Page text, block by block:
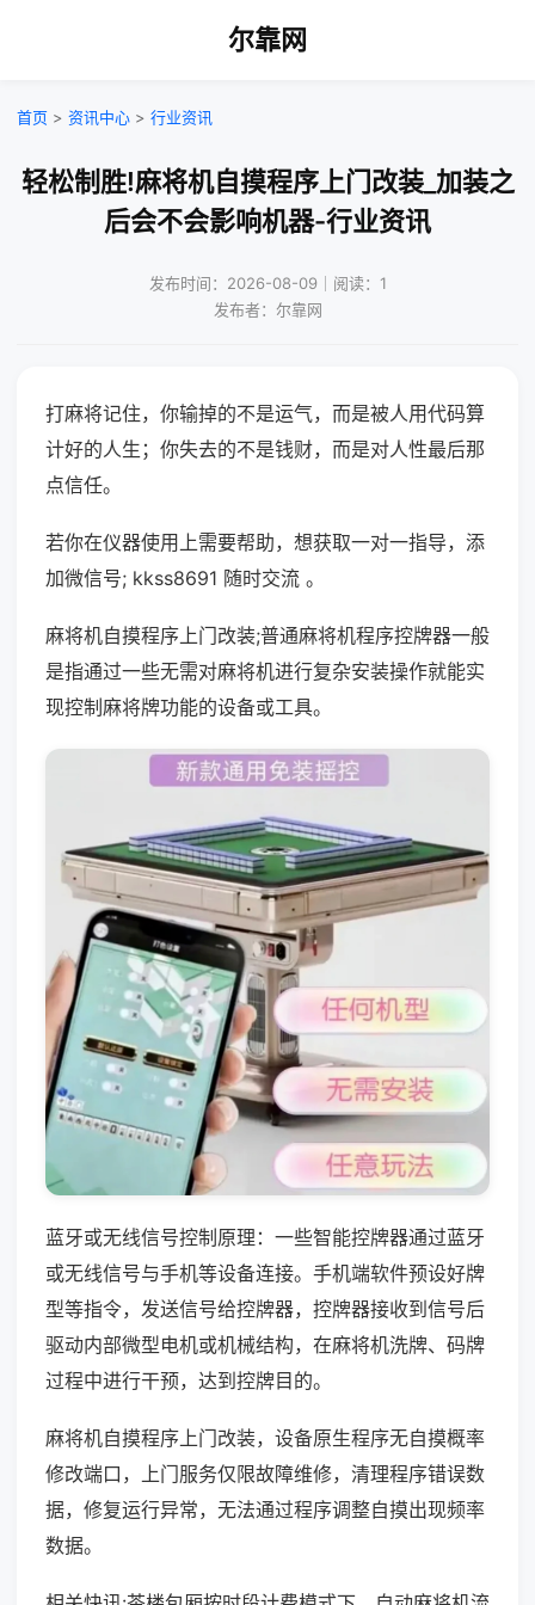
尔靠网
首页 > 资讯中心 > 行业资讯
轻松制胜!麻将机自摸程序上门改装_加装之
后会不会影响机器-行业资讯
发布时间：2026-08-09｜阅读：1
发布者：尔靠网
打麻将记住，你输掉的不是运气，而是被人用代码算
计好的人生；你失去的不是钱财，而是对人性最后那
点信任。
若你在仪器使用上需要帮助，想获取一对一指导，添
加微信号; kkss8691 随时交流 。
麻将机自摸程序上门改装;普通麻将机程序控牌器一般
是指通过一些无需对麻将机进行复杂安装操作就能实
现控制麻将牌功能的设备或工具。
蓝牙或无线信号控制原理：一些智能控牌器通过蓝牙
或无线信号与手机等设备连接。手机端软件预设好牌
型等指令，发送信号给控牌器，控牌器接收到信号后
驱动内部微型电机或机械结构，在麻将机洗牌、码牌
过程中进行干预，达到控牌目的。
麻将机自摸程序上门改装，设备原生程序无自摸概率
修改端口，上门服务仅限故障维修，清理程序错误数
据，修复运行异常，无法通过程序调整自摸出现频率
数据。